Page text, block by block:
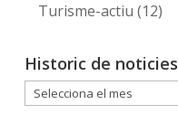
Turisme-actiu (12)
Historic de noticies
Historic